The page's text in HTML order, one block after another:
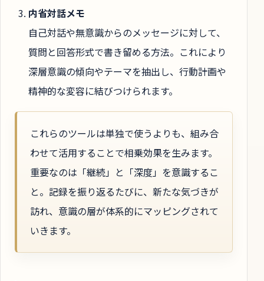
内省対話メモ
自己対話や無意識からのメッセージに対して、
質問と回答形式で書き留める方法。これにより
深層意識の傾向やテーマを抽出し、行動計画や
精神的な変容に結びつけられます。
これらのツールは単独で使うよりも、組み合
わせて活用することで相乗効果を生みます。
重要なのは「継続」と「深度」を意識するこ
と。記録を振り返るたびに、新たな気づきが
訪れ、意識の層が体系的にマッピングされて
いきます。